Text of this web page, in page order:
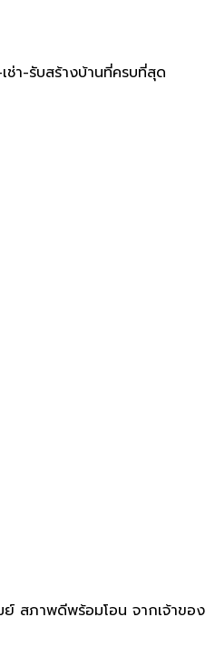
ช่า-รับสร้างบ้านที่ครบที่สุด
สภาพดีพร้อมโอน จากเจ้าของ